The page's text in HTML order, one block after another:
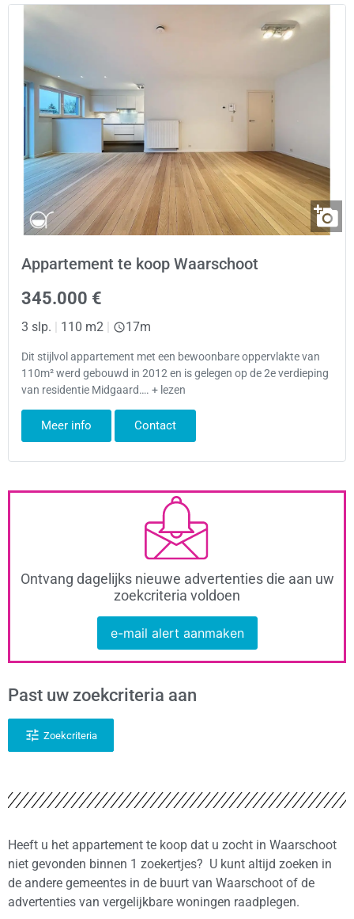
Appartement te koop Waarschoot
345.000 €
3 slp. 110 m2 17m
Dit stijlvol appartement met een bewoonbare oppervlakte van
110m² werd gebouwd in 2012 en is gelegen op de 2e verdieping
van residentie Midgaard…. + lezen
Meer info Contact
Ontvang dagelijks nieuwe advertenties die aan uw
zoekcriteria voldoen
e-mail alert aanmaken
Past uw zoekcriteria aan
Zoekcriteria
Heeft u het appartement te koop dat u zocht in Waarschoot
niet gevonden binnen 1 zoekertjes? U kunt altijd zoeken in
de andere gemeentes in de buurt van Waarschoot of de
advertenties van vergelijkbare woningen raadplegen.